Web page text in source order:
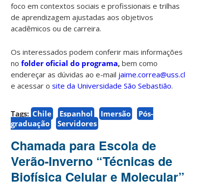
foco em contextos sociais e profissionais e trilhas
de aprendizagem ajustadas aos objetivos
acadêmicos ou de carreira.
Os interessados podem conferir mais informações
nofolder oficial do programa,bem como
endereçar as dúvidas ao e-mail jaime.correa@uss.cl
e acessar osite da Universidade São Sebastião.
Tags: Chile Espanhol Imersão
Pós-
graduação
Servidores
Chamada para Escola de
Verão-Inverno “Técnicas de
Biofísica Celular e Molecular”